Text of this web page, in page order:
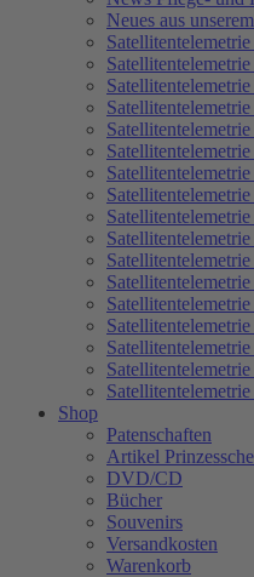
Neues aus
Satellitentelemetrie
Shop
Patenschaften
Artikel
DVD/CD
Bücher
Souvenirs
Versandkosten
Warenkorb